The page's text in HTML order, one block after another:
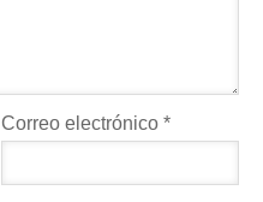
Correo electrónico*